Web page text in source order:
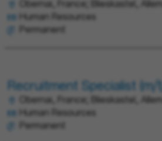
Obernai, France; Blieskastel,
Human Resources
Permanent
Recruitment Specialist (m/f/
Obernai, France; Blieskastel,
Human Resources
Permanent